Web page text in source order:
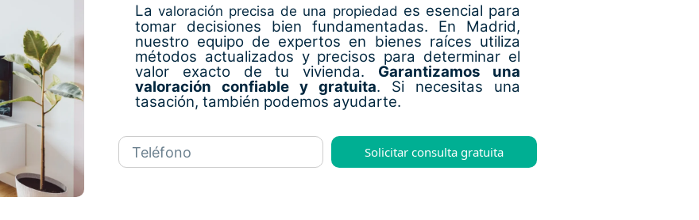
Lavaloración precisa de una propiedad es esencial para
tomar decisiones bien fundamentadas. En Madrid,
nuestro equipo de expertos en bienes raíces utiliza
métodos actualizados y precisos para determinar el
valor exacto de tu vivienda. Garantizamos una
valoración confiable y gratuita. Si necesitas una
tasación, también podemos ayudarte.
Solicitar consulta gratuita